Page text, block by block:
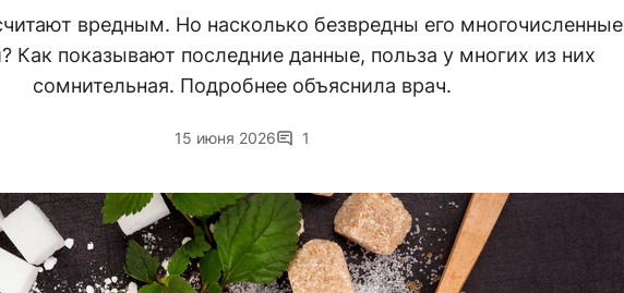
вредным. Но насколько безвредны его многочисленные
Как показывают последние данные, польза у многих из них
сомнительная. Подробнее объяснила врач.
15 июня 2026 1